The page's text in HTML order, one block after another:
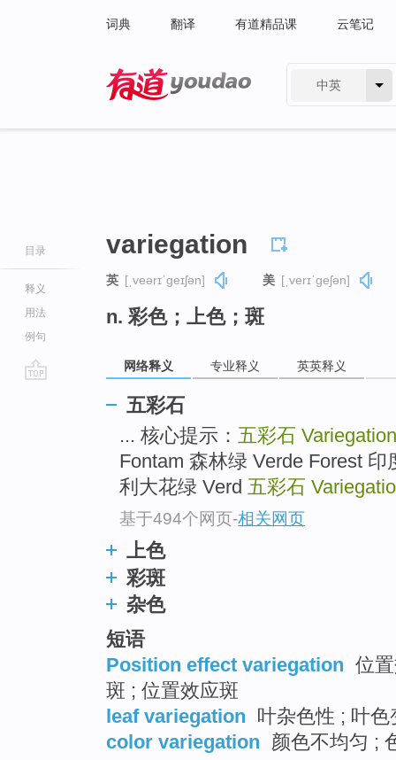
词典 翻译 有道精品课 云笔记
中英
目录
释义
用法
例句
variegation
英 [ˌveərɪˈɡeɪʃən] 美 [ˌverɪˈɡeʃən]
n. 彩色；上色；斑
网络释义 专业释义 英英释义
五彩石
... 核心提示： 五彩石 Variegation
Fontam 森林绿 Verde Forest
利大花绿 Verd 五彩石
基于494个网页-相关网页
上色
彩斑
杂色
短语
Position effect variegation 位
斑 ; 位置效应斑
leaf variegation 叶杂色性 ; 叶色
color variegation 颜色不均匀 ;